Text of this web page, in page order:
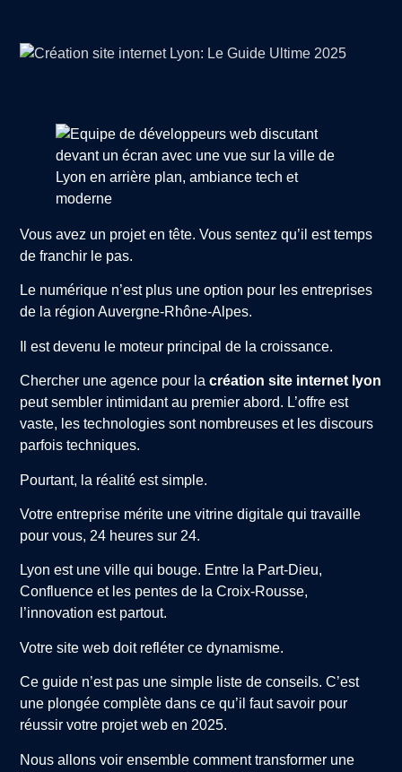
Vous avez un projet en tête. Vous sentez qu’il est temps
de franchir le pas.
Le numérique n’est plus une option pour les entreprises
de la région Auvergne-Rhône-Alpes.
Il est devenu le moteur principal de la croissance.
Chercher une agence pour lacréation site internet lyon
peut sembler intimidant au premier abord. L’offre est
vaste, les technologies sont nombreuses et les discours
parfois techniques.
Pourtant, la réalité est simple.
Votre entreprise mérite une vitrine digitale qui travaille
pour vous, 24 heures sur 24.
Lyon est une ville qui bouge. Entre la Part-Dieu,
Confluence et les pentes de la Croix-Rousse,
l’innovation est partout.
Votre site web doit refléter ce dynamisme.
Ce guide n’est pas une simple liste de conseils. C’est
une plongée complète dans ce qu’il faut savoir pour
réussir votre projet web en 2025.
Nous allons voir ensemble comment transformer une